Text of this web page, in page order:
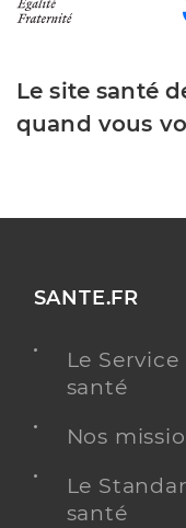
Le site santé
quand vous
SANTE.FR
Le
santé
Nos
Le
santé